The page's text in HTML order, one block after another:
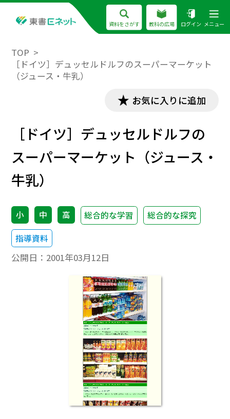
資料をさがす 教科の広場 ログイン メニュー
TOP
［ドイツ］デュッセルドルフのスーパーマーケット
（ジュース・牛乳）
お気に入りに追加
［ドイツ］デュッセルドルフの
スーパーマーケット（ジュース・
牛乳）
小 中 高 総合的な学習
総合的な探究
指導資料
公開日： 2001年03月12日